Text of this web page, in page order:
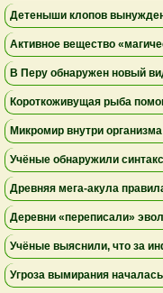
Микромир внутри организма